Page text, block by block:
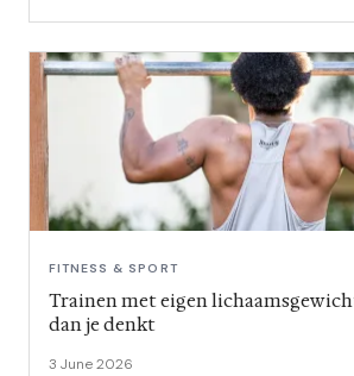
FITNESS & SPORT
Trainen met eigen
dan je denkt
3 June 2026